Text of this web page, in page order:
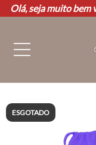
Olá, seja muito
ESGOTADO